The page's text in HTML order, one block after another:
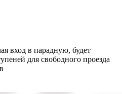
вход в парадную, будет
для свободного проезда